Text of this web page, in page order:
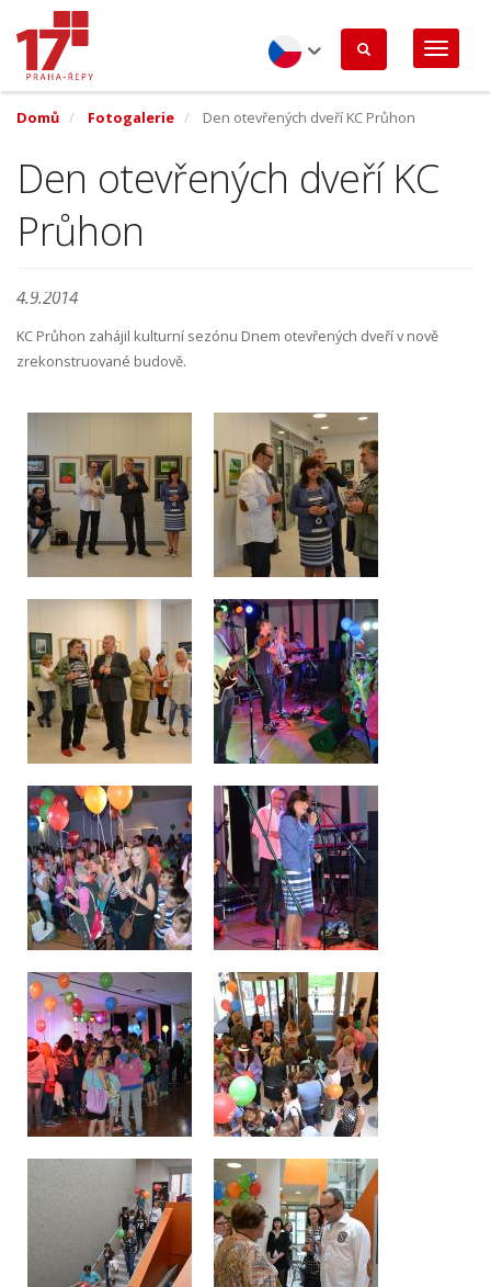
hlavnímu
obsahu
Czech
Domů
Fotogalerie Den otevřených dveří KC Průhon
Den otevřených dveří KC
Průhon
4.9.2014
KC Průhon zahájil kulturní sezónu Dnem otevřených dveří v nově
zrekonstruované budově.